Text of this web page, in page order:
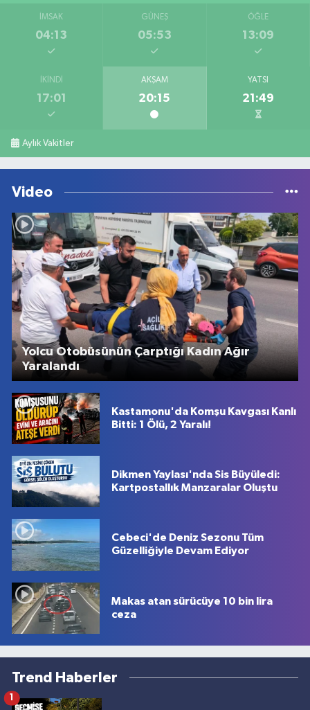
İMSAK
04:13
GÜNEŞ
05:53
ÖĞLE
13:09
İKINDI
17:01
AKŞAM
20:15
YATSI
21:49
Aylık Vakitler
Video
Yolcu Otobüsünün Çarptığı Kadın Ağır
Yaralandı
Kastamonu'da Komşu Kavgası Kanlı
Bitti: 1 Ölü, 2 Yaralı!
Dikmen Yaylası'nda Sis Büyüledi:
Kartpostallık Manzaralar Oluştu
Cebeci'de Deniz Sezonu Tüm
Güzelliğiyle Devam Ediyor
Makas atan sürücüye 10 bin lira
ceza
Trend Haberler
1